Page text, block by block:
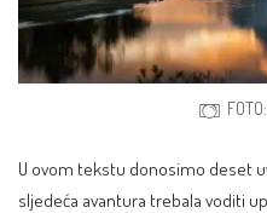
U ovom tekstu donosimo deset
sljedeća avantura trebala voditi